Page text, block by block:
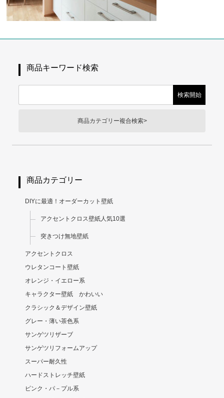
商品キーワード検索
商品カテゴリー複合検索>
商品カテゴリー
DIYに最適！オーダーカット壁紙
アクセントクロス壁紙人気10選
突きつけ無地壁紙
アクセントクロス
ウレタンコート壁紙
オレンジ・イエロー系
キャラクター壁紙 かわいい
クラシック＆デザイン壁紙
グレー・薄い茶色系
サンゲツリザーブ
サンゲツリフォームアップ
スーパー耐久性
ハードストレッチ壁紙
ピンク・パ－プル系